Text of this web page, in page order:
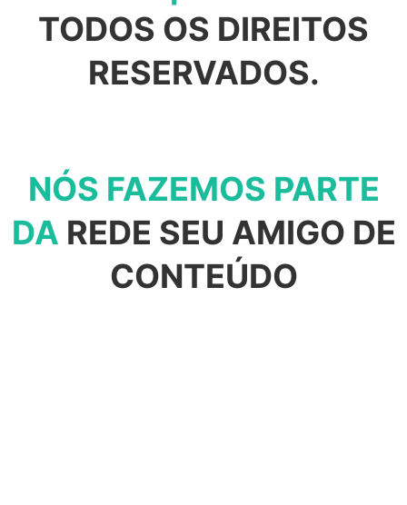
TODOS OS DIREITOS
RESERVADOS.
NÓS FAZEMOS PARTE
DA REDE SEU AMIGO DE
CONTEÚDO